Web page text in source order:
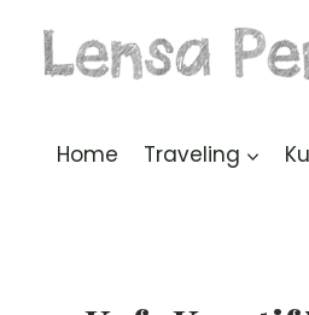
Home Traveling